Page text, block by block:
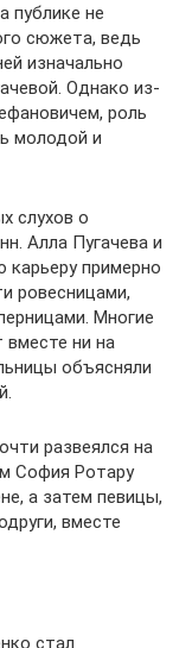
публике не
сюжета, ведь
изначально
Однако из-
роль
молодой и
слухов о
Алла Пугачева и
примерно
ровесницами,
Многие
ни на
объясняли
развеялся на
София Ротару
а затем певицы,
вместе
стал